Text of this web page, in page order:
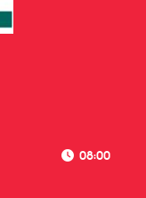
08:00